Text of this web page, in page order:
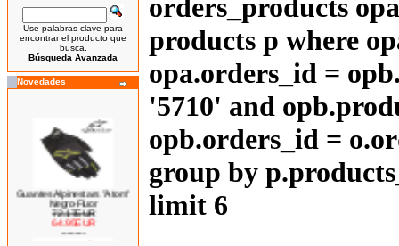
Use palabras clave para
encontrar el producto que
busca.
Búsqueda Avanzada
Novedades
Guantes Alpinestars "Atom"
Negro-Fluor
72.17EUR
64.95EUR
---------
orders_products
products p where
opa.orders_id =
'5710' and
opb.orders_id =
group by
limit 6